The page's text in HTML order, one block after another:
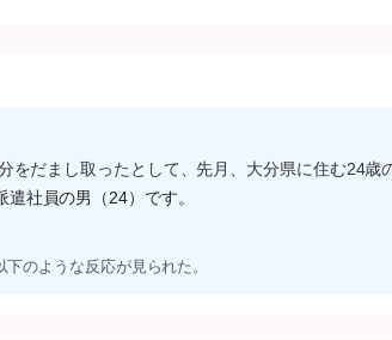
だまし取ったとして、先月、大分県に住む24歳
社員の男（24）です。
のような反応が見られた。